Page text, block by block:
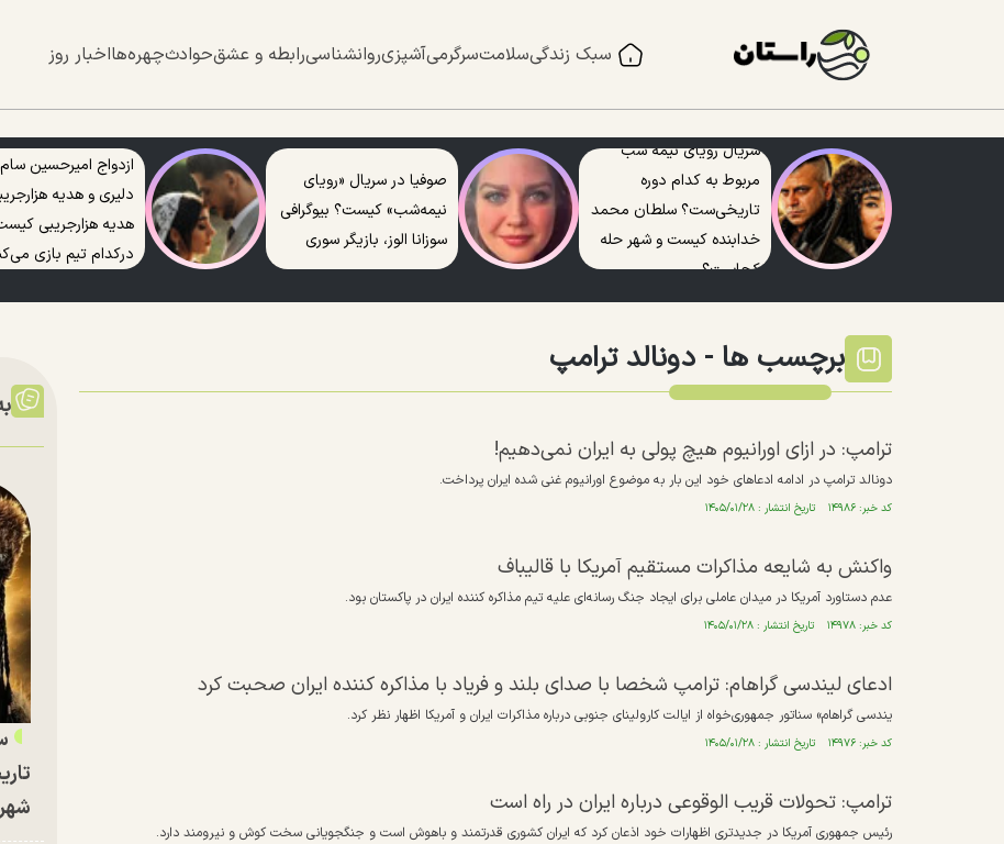
سبک زندگیسلامتسرگرمیآشپزیروانشناسیرابطه و عشقحوادثچهره‌هااخبار روز
سریال رویای نیمه شب
مربوط به کدام دوره
تاریخی‌ست؟ سلطان محمد
خدابنده کیست و شهر حله
کجاست؟
صوفیا در سریال «رویای
نیمه‌شب» کیست؟ بیوگرافی
سوزانا الوز، بازیگر سوری
ازدواج امیرحسین سام
دلیری و هدیه
هدیه هزارجریبی
درکدام تیم بازی
برچسب ها - دونالد ترامپ
ترامپ: در ازای اورانیوم هیچ پولی به ایران نمی‌دهیم!
دونالد ترامپ در ادامه ادعا‌های خود این بار به موضوع اورانیوم غنی شده ایران پرداخت.
کد خبر: ۱۴۹۸۶ تاریخ انتشار : ۱۴۰۵/۰۱/۲۸
واکنش به شایعه مذاکرات مستقیم آمریکا با قالیباف
عدم دستاورد آمریکا در میدان عاملی برای ایجاد جنگ رسانه‌ای علیه تیم مذاکره کننده ایران در پاکستان بود.
کد خبر: ۱۴۹۷۸ تاریخ انتشار : ۱۴۰۵/۰۱/۲۸
ادعای لیندسی گراهام: ترامپ شخصا با صدای بلند و فریاد با مذاکره کننده ایران صحبت کرد
یندسی گراهام» سناتور جمهوری‌خواه از ایالت کارولینای جنوبی درباره مذاکرات ایران و آمریکا اظهار نظر کرد.
کد خبر: ۱۴۹۷۶ تاریخ انتشار : ۱۴۰۵/۰۱/۲۸
ترامپ: تحولات قریب الوقوعی درباره ایران در راه است
رئیس جمهوری آمریکا در جدیدتری اظهارات خود اذعان کرد که ایران کشوری قدرتمند و باهوش است و جنگجویانی سخت کوش و نیرومند دارد.